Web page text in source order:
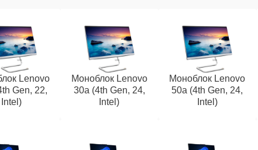
Lenovo
Gen, 22,
Intel)
Моноблок Lenovo
30a (4th Gen, 24,
Intel)
Моноблок Lenovo
50a (4th Gen, 24,
Intel)